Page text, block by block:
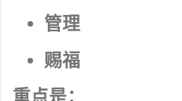
管理
赐福
重点是：